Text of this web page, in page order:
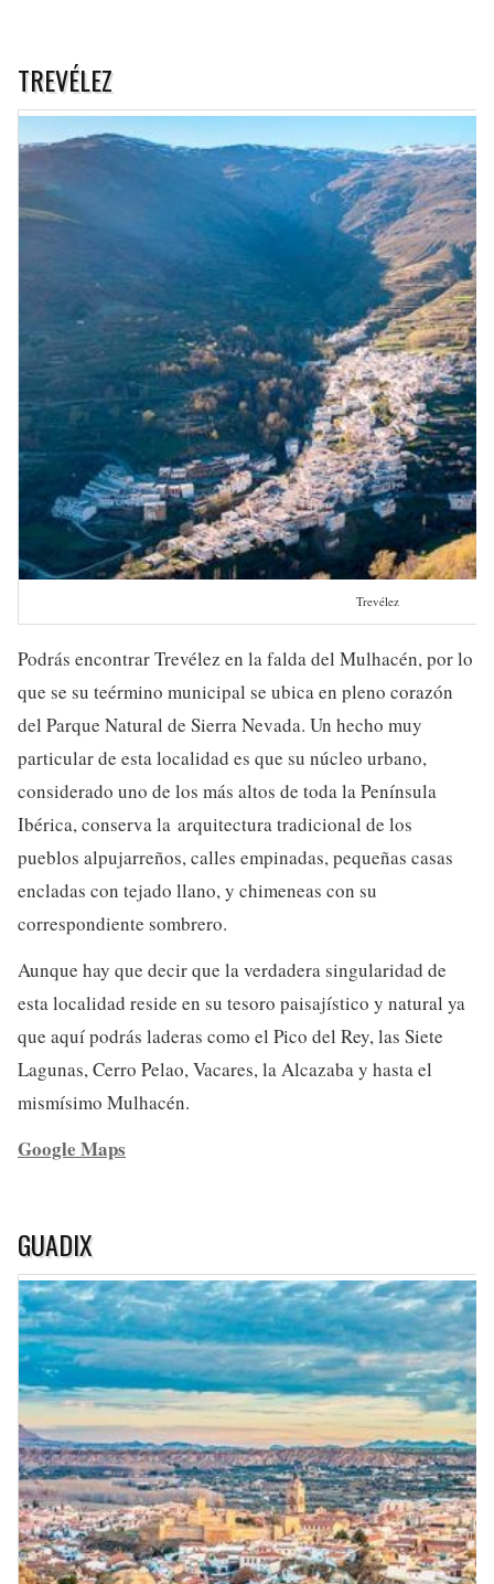
TREVÉLEZ
Trevélez
Podrás encontrar Trevélez en la falda del Mulhacén, por lo
que se su teérmino municipal se ubica en pleno corazón
del Parque Natural de Sierra Nevada. Un hecho muy
particular de esta localidad es que su núcleo urbano,
considerado uno de los más altos de toda la Península
Ibérica, conserva la arquitectura tradicional de los
pueblos alpujarreños, calles empinadas, pequeñas casas
encladas con tejado llano, y chimeneas con su
correspondiente sombrero.
Aunque hay que decir que la verdadera singularidad de
esta localidad reside en su tesoro paisajístico y natural ya
que aquí podrás laderas como el Pico del Rey, las Siete
Lagunas, Cerro Pelao, Vacares, la Alcazaba y hasta el
mismísimo Mulhacén.
Google Maps
GUADIX